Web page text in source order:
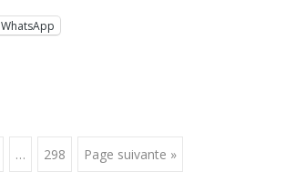
WhatsApp
… 298 Page suivante »